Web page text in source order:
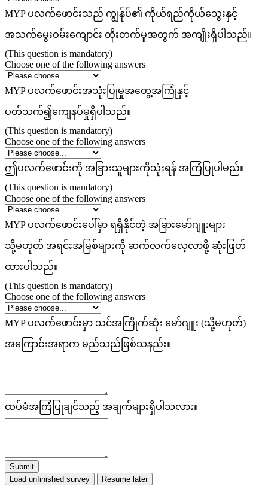
MYP ပလက်ဖောင်းသည် ကျွန်ုပ်၏ ကိုယ်ရည်ကိုယ်သွေးနှင့်
အသက်မွေးဝမ်းကျောင်း တိုးတက်မှုအတွက် အကျိုးရှိပါသည်။
(This question is mandatory)
Choose one of the following answers
MYP ပလက်ဖောင်းအသုံးပြုမှုအတွေ့အကြုံနှင့်
ပတ်သက်၍ကျေနပ်မှုရှိပါသည်။
(This question is mandatory)
Choose one of the following answers
ဤပလက်ဖောင်းကို အခြားသူများကိုသုံးရန် အကြံပြုပါမည်။
(This question is mandatory)
Choose one of the following answers
MYP ပလက်ဖောင်းပေါ်မှာ ရရှိနိုင်တဲ့ အခြားမော်ဂျူးများ
သို့မဟုတ် အရင်းအမြစ်များကို ဆက်လက်လေ့လာဖို့ ဆုံးဖြတ်
ထားပါသည်။
(This question is mandatory)
Choose one of the following answers
MYP ပလက်ဖောင်းမှာ သင်အကြိုက်ဆုံး မော်ဂျူး (သို့မဟုတ်)
အကြောင်းအရာက မည်သည်ဖြစ်သနည်း။
ထပ်မံအကြံပြုချင်သည့် အချက်များရှိပါသလား။
Submit
Load unfinished survey
Resume later